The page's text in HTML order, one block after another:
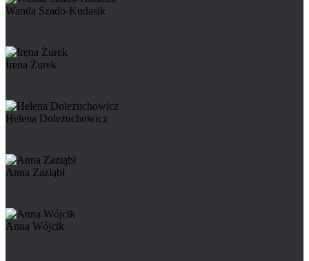
Wanda Szado-Kudasik
Irena Żurek
Helena Doleżuchowicz
Anna Zaziąbł
Anna Wójcik